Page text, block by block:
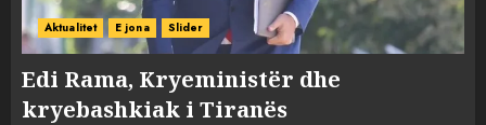
Aktualitet E jona Slider
Edi Rama, Kryeministër dhe
kryebashkiak i Tiranës